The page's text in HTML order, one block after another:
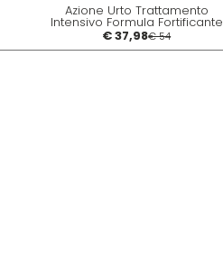
Azione Urto Trattamento
Intensivo Formula Fortificante
Avanzata Fiale 6x8ml
€ 37,98€ 54